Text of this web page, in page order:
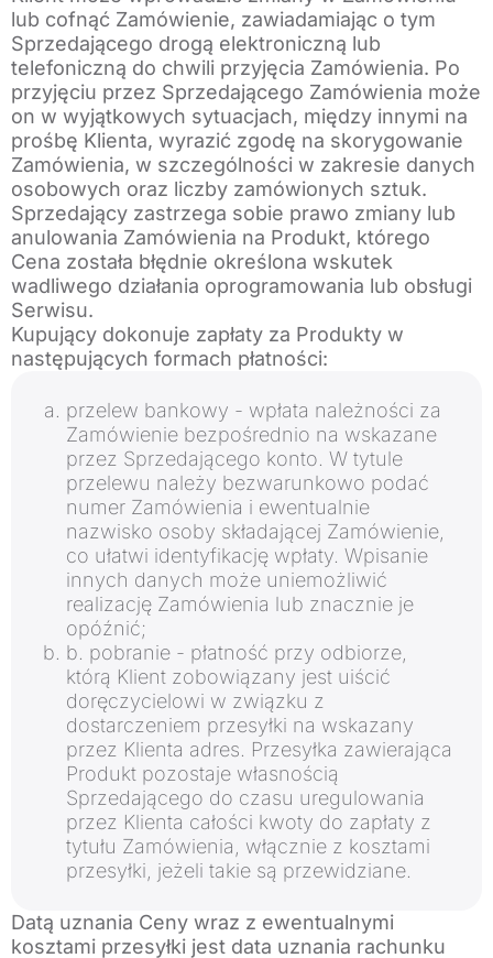
lub cofnąć Zamówienie, zawiadamiając o tym
Sprzedającego drogą elektroniczną lub
telefoniczną do chwili przyjęcia Zamówienia. Po
przyjęciu przez Sprzedającego Zamówienia może
on w wyjątkowych sytuacjach, między innymi na
prośbę Klienta, wyrazić zgodę na skorygowanie
Zamówienia, w szczególności w zakresie danych
osobowych oraz liczby zamówionych sztuk.
Sprzedający zastrzega sobie prawo zmiany lub
anulowania Zamówienia na Produkt, którego
Cena została błędnie określona wskutek
wadliwego działania oprogramowania lub obsługi
Serwisu.
Kupujący dokonuje zapłaty za Produkty w
następujących formach płatności:
przelew bankowy - wpłata należności za
Zamówienie bezpośrednio na wskazane
przez Sprzedającego konto. W tytule
przelewu należy bezwarunkowo podać
numer Zamówienia i ewentualnie
nazwisko osoby składającej Zamówienie,
co ułatwi identyfikację wpłaty. Wpisanie
innych danych może uniemożliwić
realizację Zamówienia lub znacznie je
opóźnić;
b. pobranie - płatność przy odbiorze,
którą Klient zobowiązany jest uiścić
doręczycielowi w związku z
dostarczeniem przesyłki na wskazany
przez Klienta adres. Przesyłka zawierająca
Produkt pozostaje własnością
Sprzedającego do czasu uregulowania
przez Klienta całości kwoty do zapłaty z
tytułu Zamówienia, włącznie z kosztami
przesyłki, jeżeli takie są przewidziane.
Datą uznania Ceny wraz z ewentualnymi
kosztami przesyłki jest data uznania rachunku